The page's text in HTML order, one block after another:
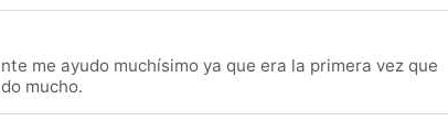
me ayudo muchísimo ya que era la primera vez que
mucho.